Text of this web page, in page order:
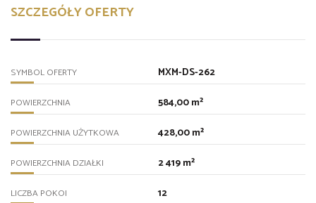
SZCZEGÓŁY OFERTY
SYMBOL OFERTY MXM-DS-262
POWIERZCHNIA 584,00 m²
POWIERZCHNIA UŻYTKOWA 428,00 m²
POWIERZCHNIA DZIAŁKI 2 419 m²
LICZBA POKOI 12